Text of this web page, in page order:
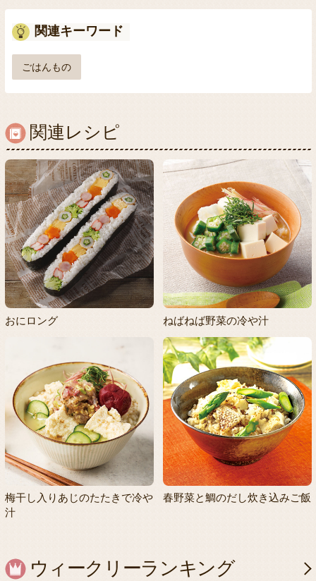
関連キーワード
ごはんもの
関連レシピ
おにロング ねばねば野菜の冷や汁
梅干し入りあじのたたきで冷や
汁
春野菜と鯛のだし炊き込みご飯
ウィークリーランキング